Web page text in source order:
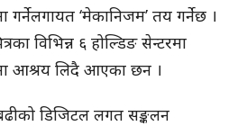
गर्नेलगायत ‘मेकानिजम’ तय गर्नेछ ।
विभिन्न ६ होल्डिङ सेन्टरमा
आश्रय लिदै आएका छन ।
डिजिटल लगत सङ्कलन